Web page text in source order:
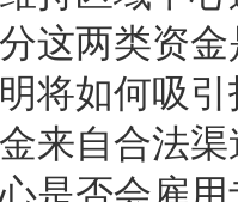
这两类资
将如何吸
来自合法
是否会雇